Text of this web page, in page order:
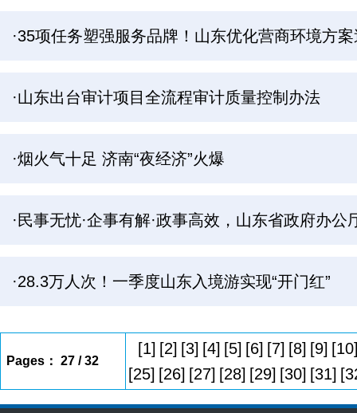
·35项任务塑强服务品牌！山东优化营商环境方
·山东出台审计项目全流程审计质量控制办法
·烟火气十足 济南“夜经济”火爆
·民事无忧·企事有解·政事高效，山东省政府办公
·28.3万人次！一季度山东入境游实现“开门红”
Pages： 27 / 32
[1] [2] [3] [4] [5] [6] [7] [8] [9]
[25] [26] [27] [28] [29] [30] [31]